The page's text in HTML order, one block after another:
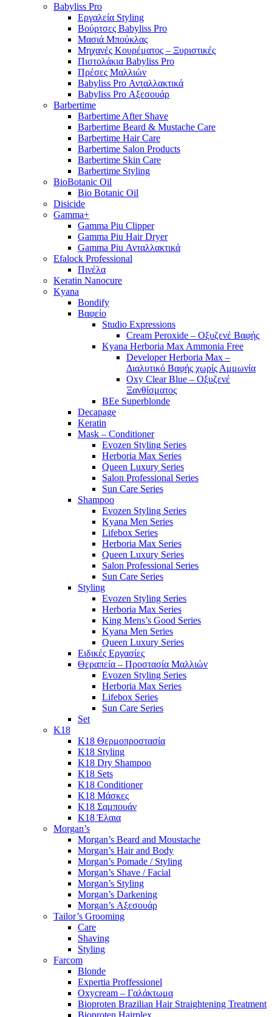
Babyliss Pro
Εργαλεία Styling
Βούρτσες Babyliss Pro
Μασιά Μπούκλας
Μηχανές Κουρέματος – Ξυριστικές
Πιστολάκια Babyliss Pro
Πρέσες Μαλλιών
Babyliss Pro Ανταλλακτικά
Babyliss Pro Αξεσουάρ
Barbertime
Barbertime After Shave
Barbertime Beard & Mustache Care
Barbertime Hair Care
Barbertime Salon Products
Barbertime Skin Care
Barbertime Styling
BioBotanic Oil
Bio Botanic Oil
Disicide
Gamma+
Gamma Piu Clipper
Gamma Piu Hair Dryer
Gamma Piu Ανταλλακτικά
Efalock Professional
Πινέλα
Keratin Nanocure
Kyana
Bondify
Βαφείο
Studio Expressions
Cream Peroxide – Οξυζενέ Βαφής
Kyana Herboria Max Ammonia Free
Developer Herboria Max –
Διαλυτικό Βαφής χωρίς Αμμωνία
Oxy Clear Blue – Οξυζενέ
Ξανθίσματος
BEe Superblonde
Decapage
Keratin
Mask – Conditioner
Evozen Styling Series
Herboria Max Series
Queen Luxury Series
Salon Professional Series
Sun Care Series
Shampoo
Evozen Styling Series
Kyana Men Series
Lifebox Series
Herboria Max Series
Queen Luxury Series
Salon Professional Series
Sun Care Series
Styling
Evozen Styling Series
Herboria Max Series
King Mens’s Good Series
Kyana Men Series
Queen Luxury Series
Ειδικές Εργασίες
Θεραπεία – Προστασία Μαλλιών
Evozen Styling Series
Herboria Max Series
Lifebox Series
Sun Care Series
Set
K18
K18 Θερμοπροστασία
K18 Styling
K18 Dry Shampoo
K18 Sets
K18 Conditioner
K18 Μάσκες
K18 Σαμπουάν
K18 Έλαια
Morgan’s
Morgan’s Beard and Moustache
Morgan’s Hair and Body
Morgan’s Pomade / Styling
Morgan’s Shave / Facial
Morgan’s Styling
Morgan’s Darkening
Morgan’s Αξεσουάρ
Tailor’s Grooming
Care
Shaving
Styling
Farcom
Blonde
Expertia Proffessionel
Oxycream – Γαλάκτωμα
Bioproten Brazilian Hair Straightening Treatment
Bioproten Hairplex